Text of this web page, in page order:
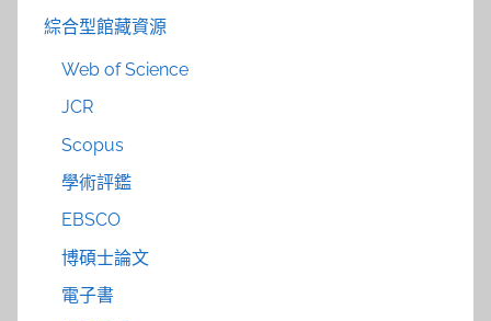
綜合型館藏資源
Web of Science
JCR
Scopus
學術評鑑
EBSCO
博碩士論文
電子書